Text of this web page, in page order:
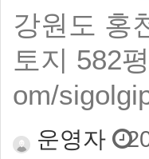
강원도 홍
토지 582
om/
운영자